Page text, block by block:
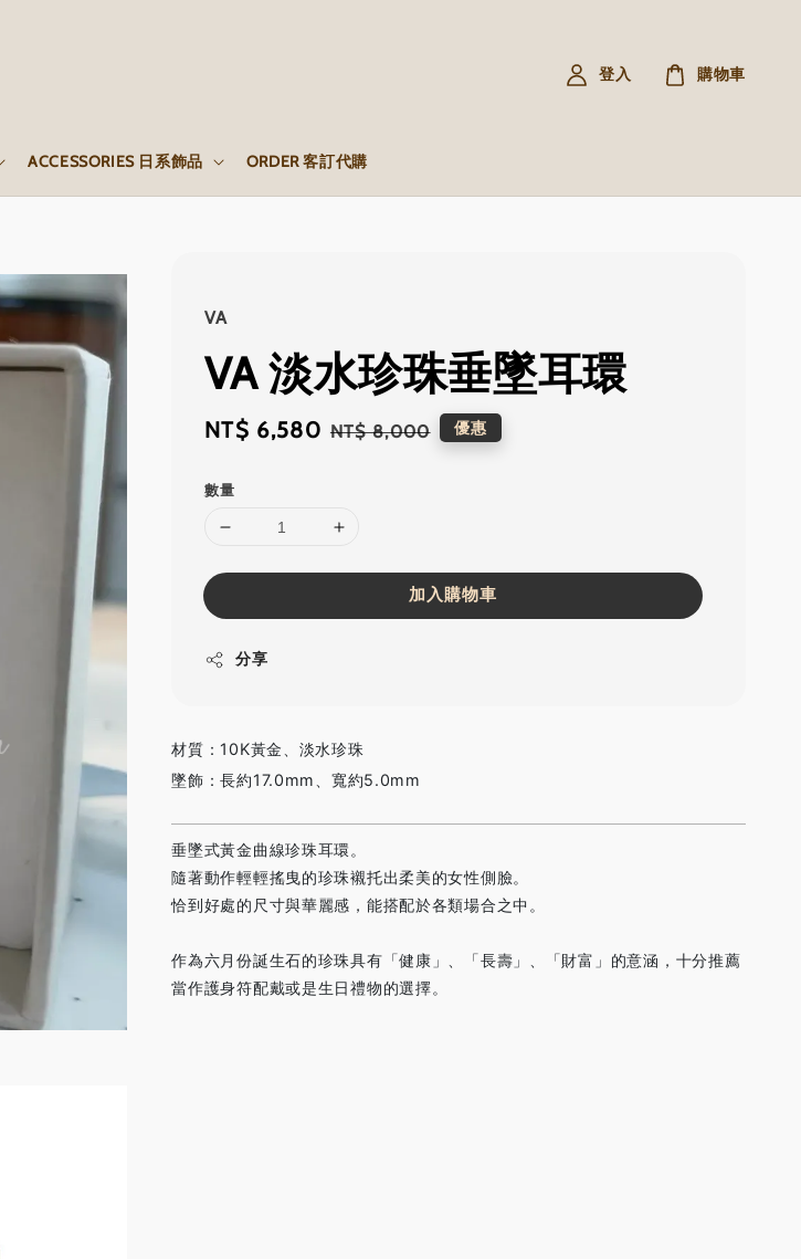
ACCESSORIES 日系飾品 ORDER 客訂代購
登入 購物車
VA
VA 淡水珍珠垂墜耳環
Sale
NT$ 6,580 Regular
NT$ 8,000 優惠
數量
加入購物車
分享
材質：10K黃金、淡水珍珠
墜飾：長約17.0mm、寬約5.0mm
垂墜式黃金曲線珍珠耳環。
隨著動作輕輕搖曳的珍珠襯托出柔美的女性側臉。
恰到好處的尺寸與華麗感，能搭配於各類場合之中。
作為六月份誕生石的珍珠具有「健康」、「長壽」、「財富」的意涵，十分推薦
當作護身符配戴或是生日禮物的選擇。